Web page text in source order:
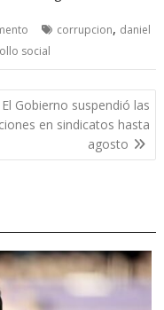
corrupcion, daniel
social
El Gobierno suspendió las
en sindicatos hasta
agosto